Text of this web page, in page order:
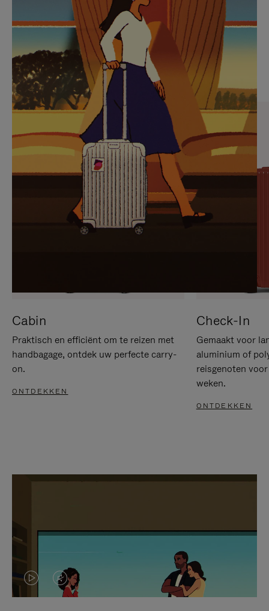
NIET
GEPAUZEERD,
DRUK
OP
OM
TE
PAUZEREN
VAN
DE
VIDEO
IS
UITGESCHAKELD.
DRUK
HIER
OM
HET
DEMPEN
OP
SELECTIE VAN GESCHENKEN
Ontdek de perfecte metgezel
voor elke reis
Cabin
Praktisch en efficiënt om te reizen met
handbagage, ontdek uw perfecte carry-
on.
ONTDEKKEN
Check-In
Gemaakt voor
aluminium of
reisgenoten
weken.
ONTDEKKEN
VIDEO
HET